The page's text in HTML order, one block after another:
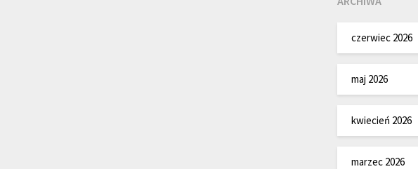
czerwiec 2026
maj 2026
kwiecień 2026
marzec 2026